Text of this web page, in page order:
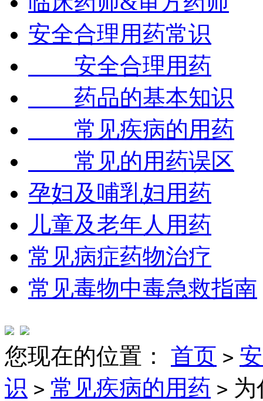
安全合理用药常识
安全合理用药
药品的基本知识
常见疾病的用药
常见的用药误区
孕妇及哺乳妇用药
儿童及老年人用药
常见病症药物治疗
常见毒物中毒急救指南
您现在的位置： 首页 >
识 > 常见疾病的用药 >